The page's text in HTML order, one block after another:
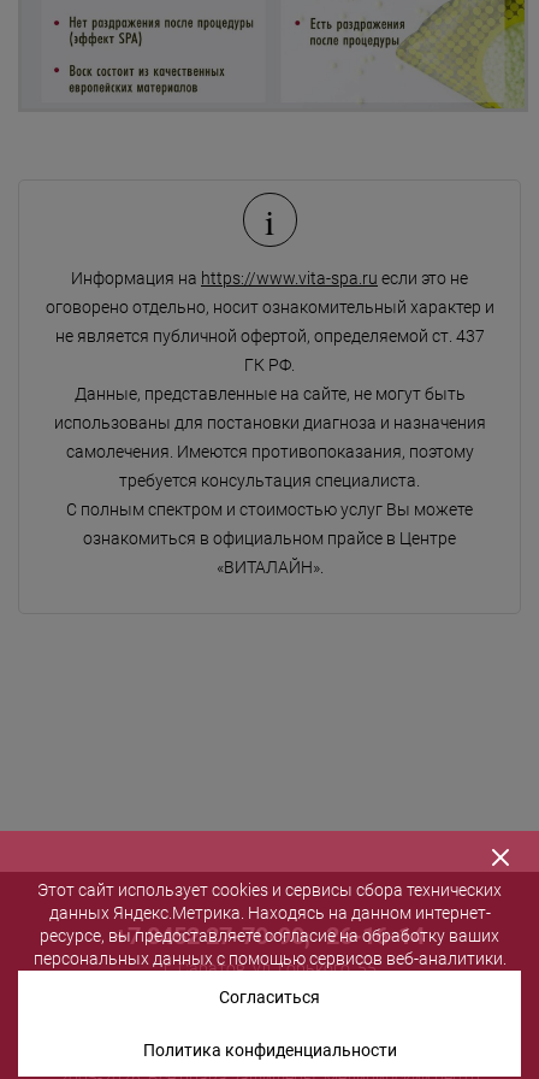
i
Информация на https://www.vita-spa.ru если это не
оговорено отдельно, носит ознакомительный характер и
не является публичной офертой, определяемой ст. 437
ГК РФ.
Данные, представленные на сайте, не могут быть
использованы для постановки диагноза и назначения
самолечения. Имеются противопоказания, поэтому
требуется консультация специалиста.
С полным спектром и стоимостью услуг Вы можете
ознакомиться в официальном прайсе в Центре
«ВИТАЛАЙН».
Этот сайт использует cookies и сервисы сбора технических
данных Яндекс.Метрика. Находясь на данном интернет-
ресурсе, вы предоставляете согласие на обработку ваших
персональных данных с помощью сервисов веб-аналитики.
Согласиться
Политика конфиденциальности
+7 8452 27-70-90, 26-16-14
г. Саратов, ул. Горького, 55
salon@vita-spa.ru